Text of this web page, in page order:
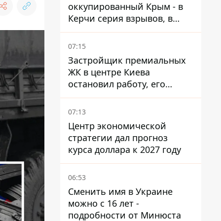
оккупированный Крым - в
Керчи серия взрывов, в
Феодосии пожар
07:15
Застройщик премиальных
ЖК в центре Киева
остановил работу, его
руководители сбежали из
Украины - Bihus.info
07:13
Центр экономической
стратегии дал прогноз
курса доллара к 2027 году
06:53
Сменить имя в Украине
можно с 16 лет -
подробности от Минюста